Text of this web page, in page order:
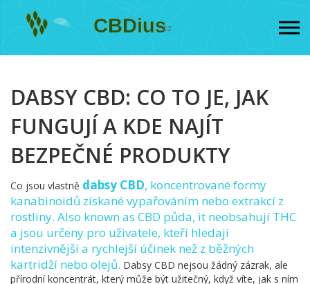
DABSY CBD: CO TO JE, JAK
FUNGUJÍ A KDE NAJÍT
BEZPEČNÉ PRODUKTY
Co jsou vlastně dabsy CBD, koncentrované formy
kanabinoidů získané vypařováním nebo extrakcí z
rostliny. Also known as CBD půda, it neobsahují THC
a jsou určeny pro uživatele, kteří hledají
intenzivnější a rychlejší účinek než z běžných
kartridží nebo olejů. Dabsy CBD nejsou žádný zázrak, ale
přírodní koncentrát, který může být užitečný, když víte, jak s ním